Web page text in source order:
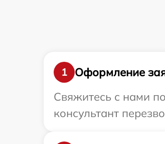
1
Оформление
Свяжитесь с нами
консультант